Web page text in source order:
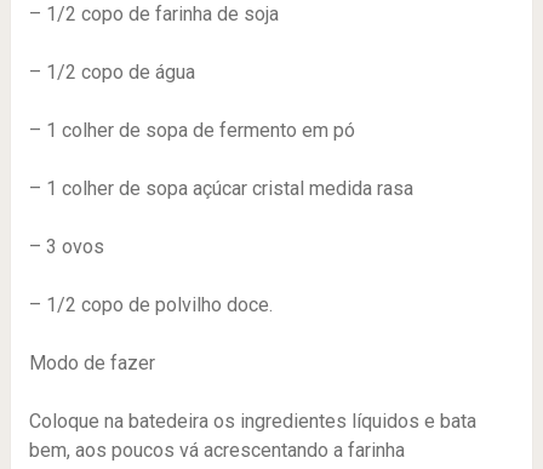
– 1/2 copo de farinha de soja
– 1/2 copo de água
– 1 colher de sopa de fermento em pó
– 1 colher de sopa açúcar cristal medida rasa
– 3 ovos
– 1/2 copo de polvilho doce.
Modo de fazer
Coloque na batedeira os ingredientes líquidos e bata
bem, aos poucos vá acrescentando a farinha